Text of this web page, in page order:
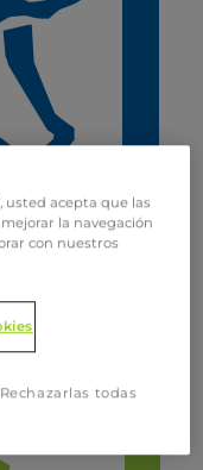
usted acepta que las
la navegación
con nuestros
Rechazarlas todas